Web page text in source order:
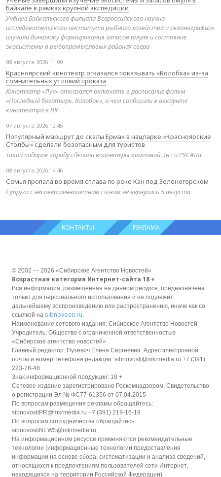
Байкале в рамках крупной экспедиции
Учёные Байкальского филиала Всероссийского научно-
исследовательского института рыбного хозяйства и океанографии»
изучили динамику формирования запасов омуля и состояние
экосистемы в рыбопромысловых районах озера
08 августа 2026 11:00
Красноярский кинотеатр отказался показывать «Колобка» из-за
сомнительных условий проката
Кинотеатр «Луч» отказался включать в расписание фильм
«Последний богатырь. Колобок», о чем сообщили в аккаунте
кинотеатра в ВК
07 августа 2026 12:45
Популярный маршрут до скалы Ермак в нацпарке «Красноярские
Столбы» сделали безопасным для туристов
Такой подарок городу сделали волонтёры компаний Эн+ и РУСАЛа
08 августа 2026 14:46
Семья пропала во время сплава по реке Кан под Зеленогорском
Супруги с несовершеннолетним сыном не вернулись 5 августа
КОНТАКТЫ РЕКЛАМА
© 2002 — 2026 «Сибирское Агентство Новостей»
Возрастная категория Интернет-сайта 18 +
Вся информация, размещенная на данном ресурсе, предназначена
только для персонального использования и не подлежит
дальнейшему воспроизведению или распространению, иначе как со
ссылкой на sibnovosti.ru
Наименование сетевого издания: Сибирское Агентство Новостей
Учредитель: Общество с ограниченной ответственностью
«Сибирское агентство новостей»
Главный редактор: Пузевич Елена Сергеевна. Адрес электронной
почты и номер телефона редакции: sibnovosti@mkrmedia.ru +7 (391)
223-78-48
Знак информационной продукции: 18 +
Сетевое издание зарегистрировано Роскомнадзором, Свидетельство
о регистрации Эл № ФС77-61356 от 07.04.2015
По вопросам размещения рекламы обращайтесь:
sibnovostiPR@mkrmedia.ru +7 (391) 219-16-19
По вопросам сотрудничества обращайтесь:
sibnovostiNEWS@mkrmedia.ru
На информационном ресурсе применяются рекомендательные
технологии (информационные технологии предоставления
информации на основе сбора, систематизации и анализа сведений,
относящихся к предпочтениям пользователей сети Интернет,
находящихся на территории Российской Федерации).